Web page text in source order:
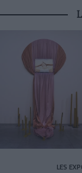
LES